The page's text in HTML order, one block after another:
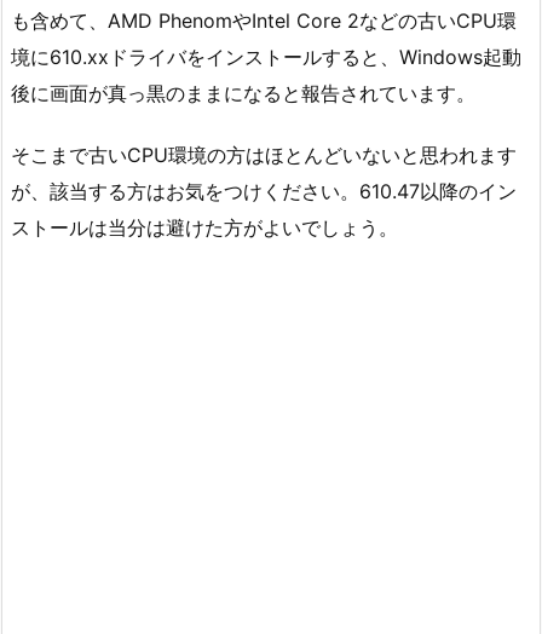
も含めて、AMD PhenomやIntel Core 2などの古いCPU環
境に610.xxドライバをインストールすると、Windows起動
後に画面が真っ黒のままになると報告されています。
そこまで古いCPU環境の方はほとんどいないと思われます
が、該当する方はお気をつけください。610.47以降のイン
ストールは当分は避けた方がよいでしょう。